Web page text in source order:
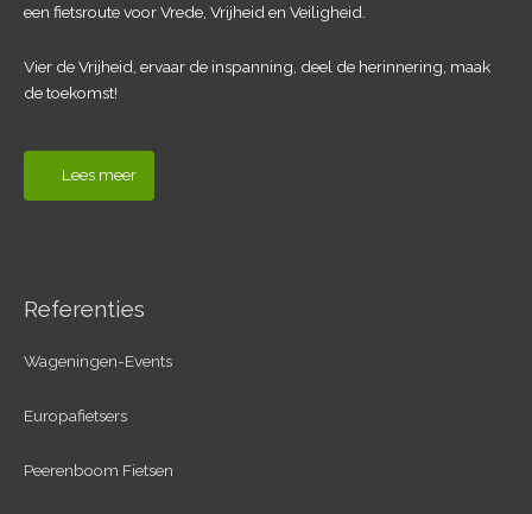
een fietsroute voor Vrede, Vrijheid en Veiligheid.
Vier de Vrijheid, ervaar de inspanning, deel de herinnering, maak
de toekomst!
Lees meer
Referenties
Wageningen-Events
Europafietsers
Peerenboom Fietsen